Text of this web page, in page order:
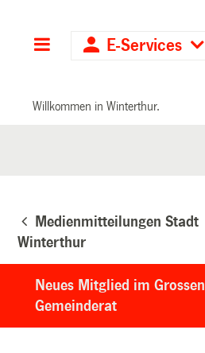
Hauptnavigation
E-Services
Willkommen in Winterthur.
Medienmitteilungen Stadt
Winterthur
Neues Mitglied im Grossen
Gemeinderat